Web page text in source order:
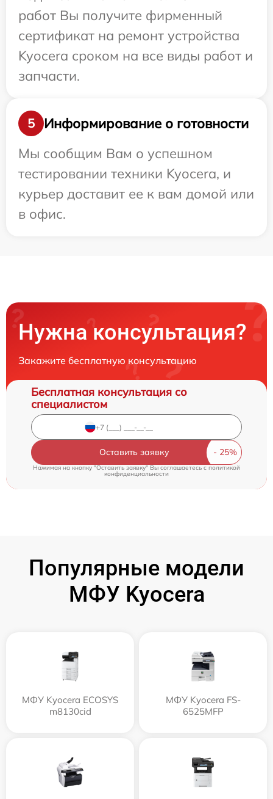
работ Вы получите фирменный
сертификат на ремонт устройства
Kyocera сроком на все виды работ и
запчасти.
5
Информирование о готовности
Мы сообщим Вам о успешном
тестировании техники Kyocera, и
курьер доставит ее к вам домой или
в офис.
Нужна консультация?
Закажите бесплатную консультацию
Бесплатная консультация со
специалистом
Оставить заявку
Нажимая на кнопку "Оставить заявку" Вы соглашаетесь c политикой
конфиденциальности
Популярные модели
МФУ Kyocera
МФУ Kyocera ECOSYS
m8130cid
МФУ Kyocera FS-
6525MFP